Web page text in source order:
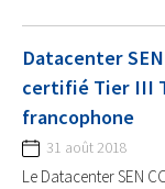
Datacenter
certifié Tier III
francophone
31 août 2018
Le Datacenter SEN